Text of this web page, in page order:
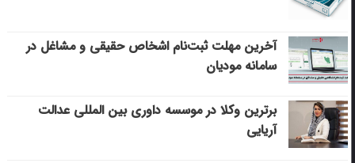
آخرین مهلت ثبت‌نام اشخاص حقیقی و مشاغل در
سامانه مودیان
برترین وکلا در موسسه داوری بین المللی عدالت
آریایی